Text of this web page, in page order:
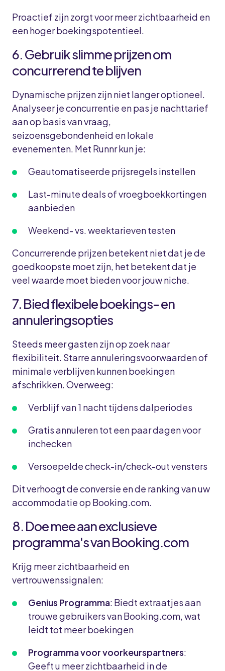
Proactief zijn zorgt voor meer zichtbaarheid en
een hoger boekingspotentieel.
6. Gebruik slimme prijzen om
concurrerend te blijven
Dynamische prijzen zijn niet langer optioneel.
Analyseer je concurrentie en pas je nachttarief
aan op basis van vraag,
seizoensgebondenheid en lokale
evenementen. Met Runnr kun je:
Geautomatiseerde prijsregels instellen
Last-minute deals of vroegboekkortingen
aanbieden
Weekend- vs. weektarieven testen
Concurrerende prijzen betekent niet dat je de
goedkoopste moet zijn, het betekent dat je
veel waarde moet bieden voor jouw niche.
7. Bied flexibele boekings- en
annuleringsopties
Steeds meer gasten zijn op zoek naar
flexibiliteit. Starre annuleringsvoorwaarden of
minimale verblijven kunnen boekingen
afschrikken. Overweeg:
Verblijf van 1 nacht tijdens dalperiodes
Gratis annuleren tot een paar dagen voor
inchecken
Versoepelde check-in/check-out vensters
Dit verhoogt de conversie en de ranking van uw
accommodatie op Booking.com.
8. Doe mee aan exclusieve
programma's van Booking.com
Krijg meer zichtbaarheid en
vertrouwenssignalen:
Genius Programma: Biedt extraatjes aan
trouwe gebruikers van Booking.com, wat
leidt tot meer boekingen
Programma voor voorkeurspartners:
Geeft u meer zichtbaarheid in de